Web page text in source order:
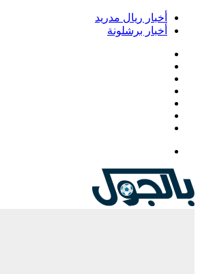
أخبار ريال مدريد
أخبار برشلونة